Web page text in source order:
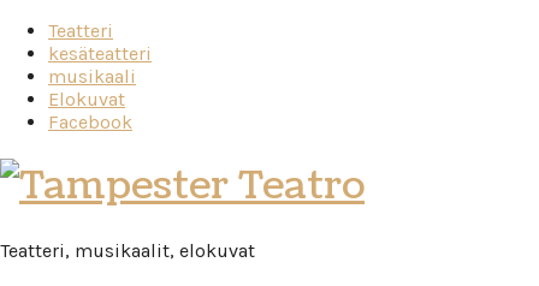
Teatteri
kesäteatteri
musikaali
Elokuvat
Facebook
Tampester
Teatro
Teatteri, musikaalit, elokuvat